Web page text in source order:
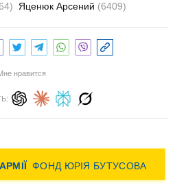
Яценюк Арсений (6409)
нравится